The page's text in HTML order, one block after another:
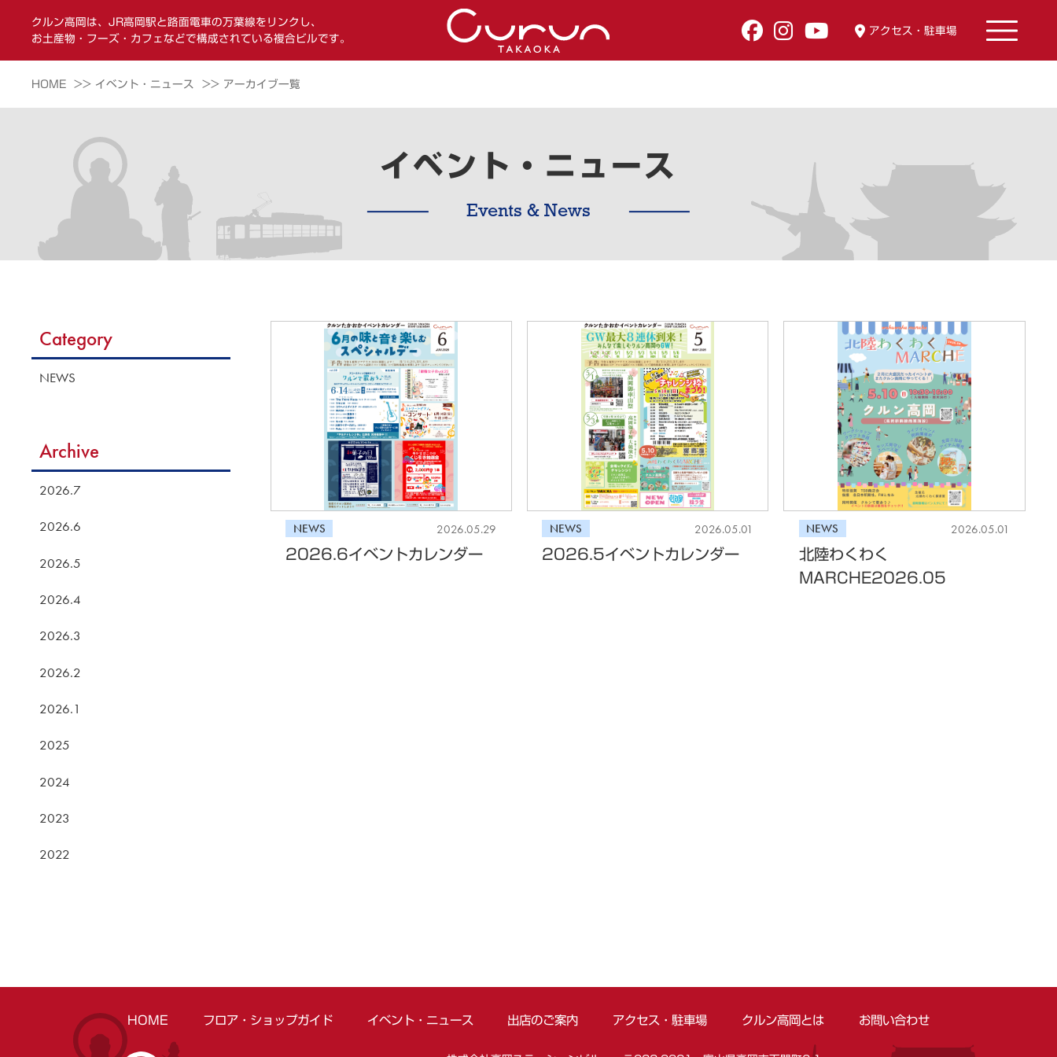
クルン高岡は、JR高岡駅と路面電車の万葉線をリンクし、
お土産物・フーズ・カフェなどで構成されている複合ビルです。
アクセス・駐車場
HOME >> イベント・ニュース >> アーカイブ一覧
イベント・ニュース
Events & News
NEWS 2026.05.29
2026.6イベントカレンダー
NEWS 2026.05.01
2026.5イベントカレンダー
NEWS 2026.05.01
北陸わくわく
MARCHE2026.05
Category
NEWS
Archive
2026.7
2026.6
2026.5
2026.4
2026.3
2026.2
2026.1
2025
2024
2023
2022
HOME フロア・ショップガイド イベント・ニュース 出店のご案内 アクセス・駐車場 クルン高岡とは お問い合わせ